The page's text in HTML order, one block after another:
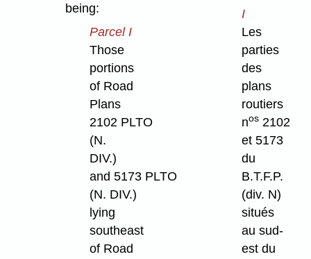
being:
Parcel I
Those
portions
of Road
Plans
2102 PLTO
(N.
DIV.)
and 5173 PLTO
(N. DIV.)
lying
southeast
of Road
I
Les
parties
des
plans
routiers
nos 2102
et 5173
du
B.T.F.P.
(div. N)
situés
au sud-
est du